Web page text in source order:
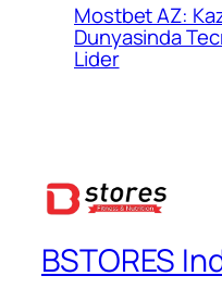
Mostbet AZ:
Dunyasinda
Lider
BSTORES